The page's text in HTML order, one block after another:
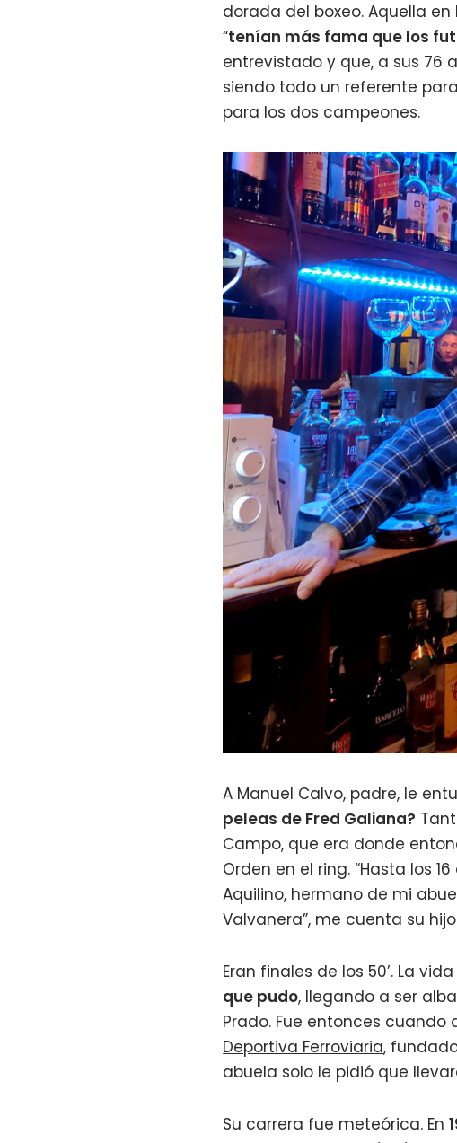
dorada del boxeo. Aquella
“tenían más fama que los
entrevistado y que, a sus 76
siendo todo un referente
para los dos campeones.
A Manuel Calvo, padre, le
peleas de Fred Galiana?
Campo, que era donde
Orden en el ring. “Hasta los
Aquilino, hermano de mi
Valvanera”, me cuenta su
Eran finales de los 50’. La
que pudo, llegando a ser
Prado. Fue entonces
Deportiva Ferroviaria,
abuela solo le pidió que
Su carrera fue meteórica. En